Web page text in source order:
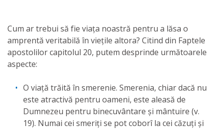
Cum ar trebui să fie viața noastră pentru a lăsa o
amprentă veritabilă în viețile altora? Citind din Faptele
apostolilor capitolul 20, putem desprinde următoarele
aspecte:
O viață trăită în smerenie. Smerenia, chiar dacă nu
este atractivă pentru oameni, este aleasă de
Dumnezeu pentru binecuvântare și mântuire (v.
19). Numai cei smeriți se pot coborî la cei căzuți și